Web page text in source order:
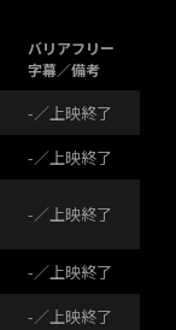
バリアフリー
字幕／備考
-／上映終了
-／上映終了
-／上映終了
-／上映終了
-／上映終了